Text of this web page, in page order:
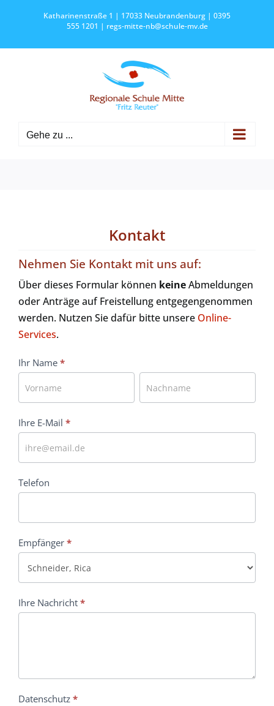
Katharinenstraße 1 | 17033 Neubrandenburg | 0395
555 1201 | regs-mitte-nb@schule-mv.de
Gehe zu ...
Kontakt
Nehmen Sie Kontakt mit uns auf:
Über dieses Formular können keineAbmeldungen
oder Anträge auf Freistellung entgegengenommen
werden. Nutzen Sie dafür bitte unsere Online-
Services.
Kontakt
Ihr Name *
Ihre E-Mail *
Telefon
Empfänger *
Ihre Nachricht *
Datenschutz *